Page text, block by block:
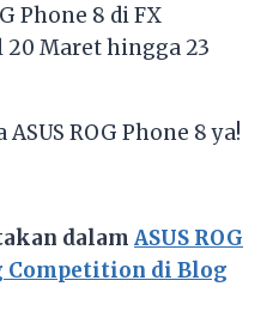
Phone 8 di FX
Maret hingga 23
ROG Phone 8 ya!
dalam ASUS ROG
Competition di Blog